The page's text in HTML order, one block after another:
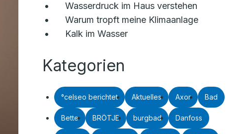
Wasserdruck im Haus verstehen
Warum tropft meine Klimaanlage
Kalk im Wasser
Kategorien
°celseo berichtet Aktuelles Axor Bad
Bette BRÖTJE burgbad Danfoss